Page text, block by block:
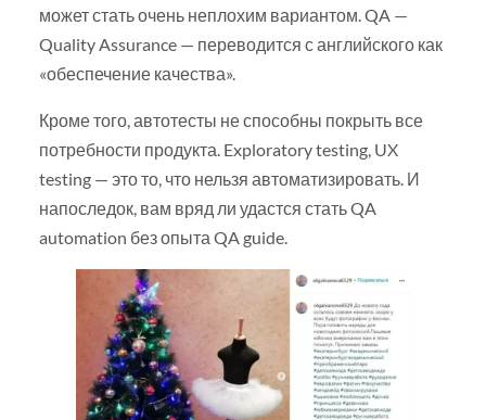
может стать очень неплохим вариантом. QA —
Quality Assurance — переводится с английского как
«обеспечение качества».
Кроме того, автотесты не способны покрыть все
потребности продукта. Exploratory testing, UX
testing — это то, что нельзя автоматизировать. И
напоследок, вам вряд ли удастся стать QA
automation без опыта QA guide.